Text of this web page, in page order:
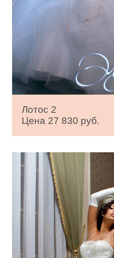
Лотос 2
Цена 27 830 руб.